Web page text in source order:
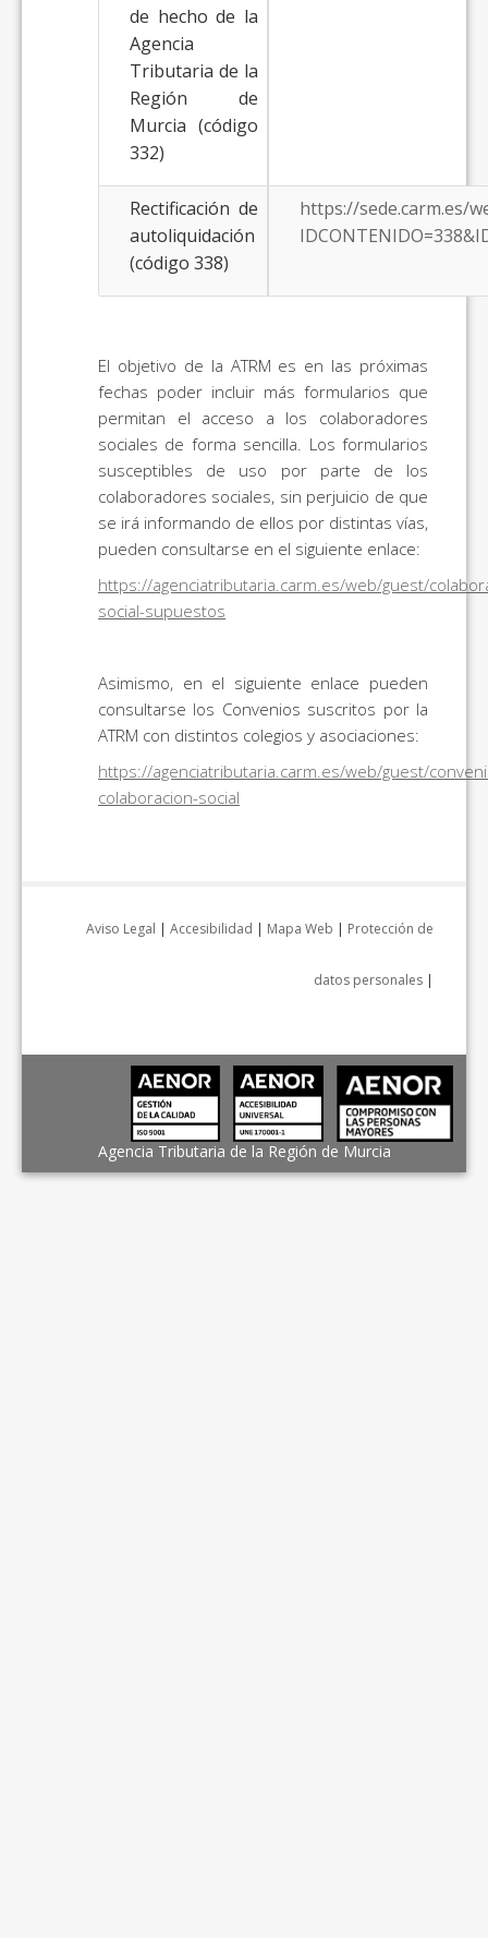
de hecho de la
Agencia
Tributaria de la
Región de
Murcia (código
332)
Rectificación de
autoliquidación
(código 338)
https://sede.carm.es/
El objetivo de la ATRM es en las próximas
fechas poder incluir más formularios que
permitan el acceso a los colaboradores
sociales de forma sencilla. Los formularios
susceptibles de uso por parte de los
colaboradores sociales, sin perjuicio de que
se irá informando de ellos por distintas vías,
pueden consultarse en el siguiente enlace:
https://agenciatributaria.carm.es/web/guest/
social-supuestos
Asimismo, en el siguiente enlace pueden
consultarse los Convenios suscritos por la
ATRM con distintos colegios y asociaciones:
https://agenciatributaria.carm.es/web/guest/
colaboracion-social
Aviso Legal | Accesibilidad | Mapa Web | Protección de
datos personales |
Agencia Tributaria de la Región de Murcia